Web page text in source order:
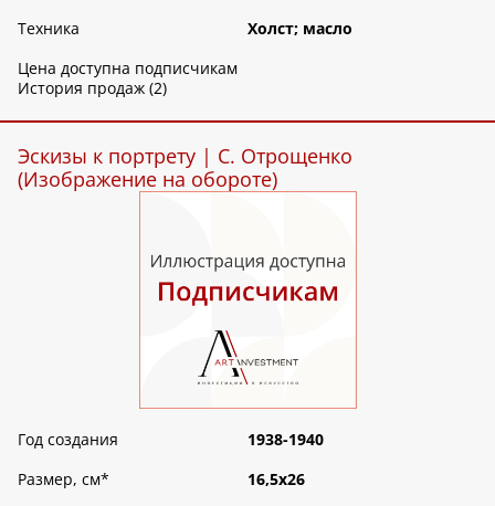
Техника
Холст; масло
Цена доступна подписчикам
История продаж (2)
Эскизы к портрету | С. Отрощенко
(Изображение на обороте)
Год создания
1938-1940
Размер, см*
16,5х26